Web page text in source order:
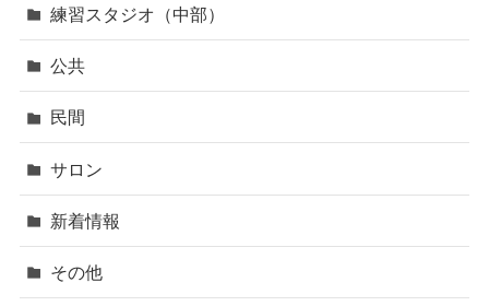
練習スタジオ（中部）
公共
民間
サロン
新着情報
その他